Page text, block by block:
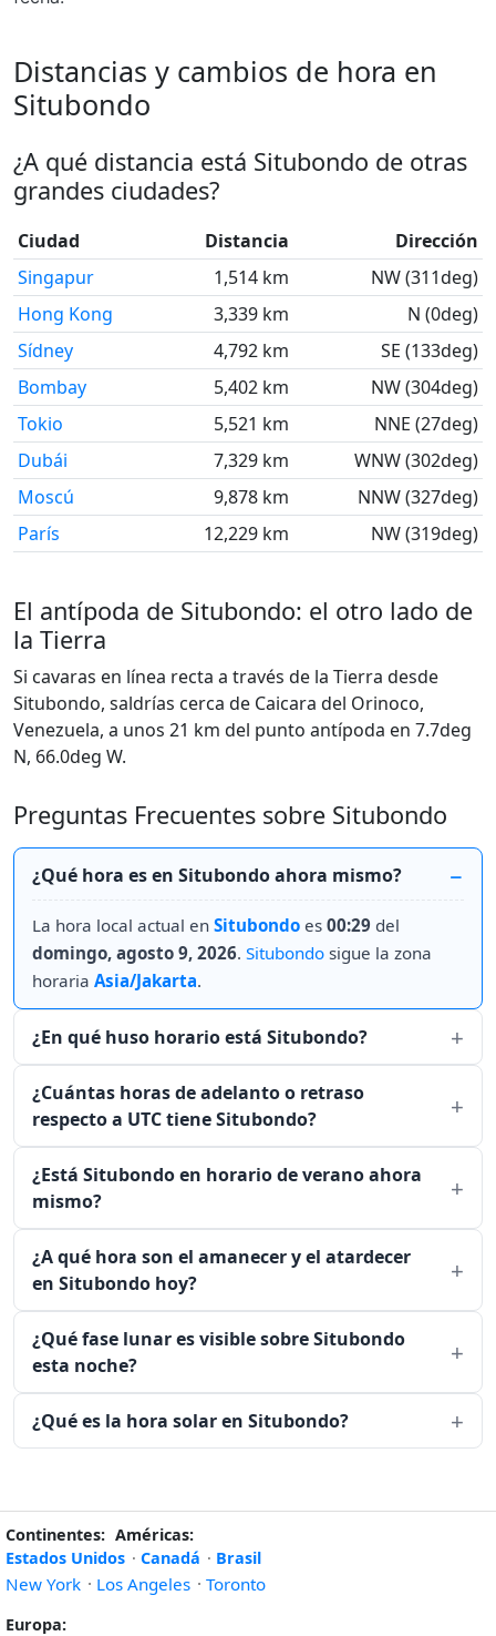
Distancias y cambios de hora en
Situbondo
¿A qué distancia está Situbondo de otras
grandes ciudades?
Ciudad Distancia
Dirección
Singapur
1,514 km
NW (311deg)
Hong Kong
3,339 km
N (0deg)
Sídney
4,792 km
SE (133deg)
Bombay
5,402 km
NW (304deg)
Tokio
5,521 km
NNE (27deg)
Dubái
7,329 km
WNW (302deg)
Moscú
9,878 km
NNW (327deg)
París
12,229 km NW (319deg)
El antípoda de Situbondo: el otro lado de
la Tierra
Si cavaras en línea recta a través de la Tierra desde
Situbondo, saldrías cerca de Caicara del Orinoco,
Venezuela, a unos 21 km del punto antípoda en 7.7deg
N, 66.0deg W.
Preguntas Frecuentes sobre Situbondo
¿Qué hora es en Situbondo ahora mismo?
La hora local actual en Situbondo es 00:29 del
domingo, agosto 9, 2026. Situbondo sigue la zona
horaria Asia/Jakarta.
¿En qué huso horario está Situbondo?
¿Cuántas horas de adelanto o retraso
respecto a UTC tiene Situbondo?
¿Está Situbondo en horario de verano ahora
mismo?
¿A qué hora son el amanecer y el atardecer
en Situbondo hoy?
¿Qué fase lunar es visible sobre Situbondo
esta noche?
¿Qué es la hora solar en Situbondo?
Continentes: Américas:
Estados Unidos · Canadá · Brasil
New York · Los Angeles · Toronto
Europa: